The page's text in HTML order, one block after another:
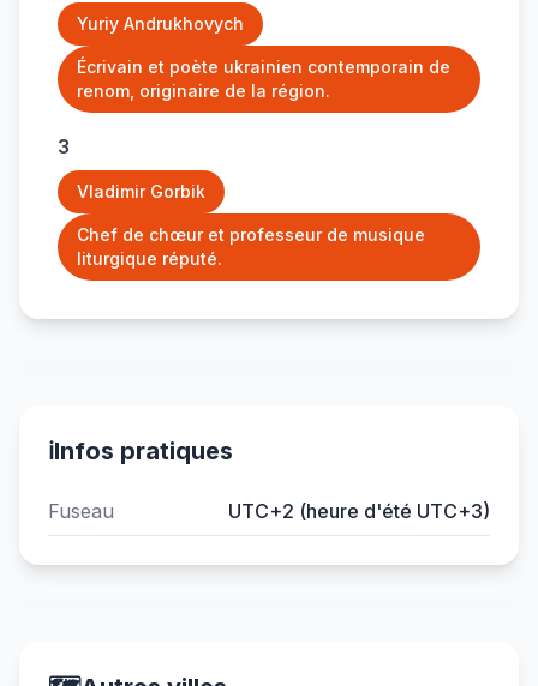
Yuriy Andrukhovych
Écrivain et poète ukrainien contemporain de
renom, originaire de la région.
3
Vladimir Gorbik
Chef de chœur et professeur de musique
liturgique réputé.
ℹ️Infos pratiques
Fuseau UTC+2 (heure d'été UTC+3)